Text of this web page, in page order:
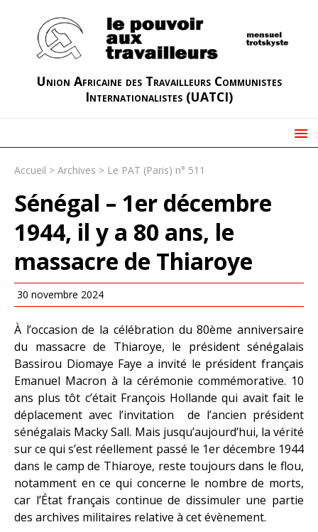
Union Africaine des Travailleurs Communistes
Internationalistes (UATCI)
Accueil > Archives > Le PAT (Paris) n° 511
Sénégal – 1er décembre
1944, il y a 80 ans, le
massacre de Thiaroye
30 novembre 2024
À l’occasion de la célébration du 80ème anniversaire
du massacre de Thiaroye, le président sénégalais
Bassirou Diomaye Faye a invité le président français
Emanuel Macron à la cérémonie commémorative. 10
ans plus tôt c’était François Hollande qui avait fait le
déplacement avec l’invitation de l’ancien président
sénégalais Macky Sall. Mais jusqu’aujourd’hui, la vérité
sur ce qui s’est réellement passé le 1er décembre 1944
dans le camp de Thiaroye, reste toujours dans le flou,
notamment en ce qui concerne le nombre de morts,
car l’État français continue de dissimuler une partie
des archives militaires relative à cet évènement.